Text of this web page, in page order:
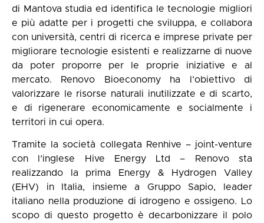
di Mantova studia ed identifica le tecnologie migliori
e più adatte per i progetti che sviluppa, e collabora
con università, centri di ricerca e imprese private per
migliorare tecnologie esistenti e realizzarne di nuove
da poter proporre per le proprie iniziative e al
mercato. Renovo Bioeconomy ha l’obiettivo di
valorizzare le risorse naturali inutilizzate e di scarto,
e di rigenerare economicamente e socialmente i
territori in cui opera.
Tramite la società collegata Renhive – joint-venture
con l’inglese Hive Energy Ltd – Renovo sta
realizzando la prima Energy & Hydrogen Valley
(EHV) in Italia, insieme a Gruppo Sapio, leader
italiano nella produzione di idrogeno e ossigeno. Lo
scopo di questo progetto è decarbonizzare il polo